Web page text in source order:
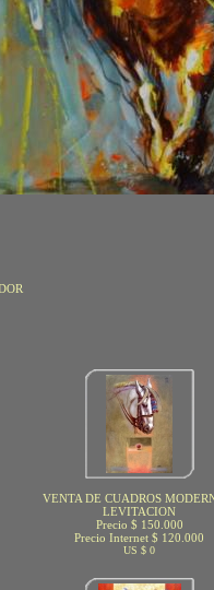
VENTA DE CUADROS
LEVITACION
Precio $ 150.000
Precio Internet $ 120.000
US $ 0